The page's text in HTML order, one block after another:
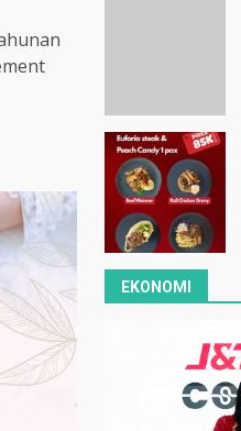
EKONOMI